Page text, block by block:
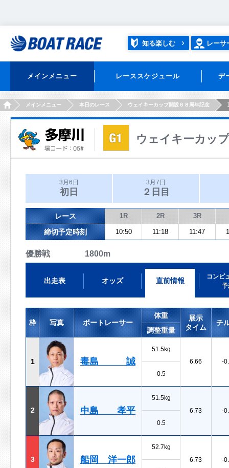
知る楽しむ レーサ
メインメニュー レーススケジュール デ
HOMEメインメニュー 本日のレース ウェイキーカップ開設６８周年記念
ウェイキーカッ
3月6日
初日
3月7日
２日目
レース 1R 2R 3R
締切予定時刻 10:50 11:18 11:47
優勝戦 1800m
出走表 オッズ 直前情報
コンピ
予
枠 写真 ボートレーサー
体重
展示
タイム
チ
調整重量
1 毒島 誠
51.5kg
6.66
-
0.5
2 中島 孝平
51.5kg
6.73
-
0.5
3 船岡 洋一郎
52.7kg
6.73
-